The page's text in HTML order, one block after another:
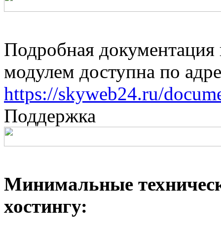
Подробная документация
модулем доступна по
https://skyweb24.ru/
Поддержка
Минимальные
хостингу: